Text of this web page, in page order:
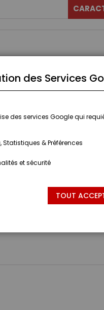
PAS AUX ENFANTS DE MOINS
des Services
des services Google qui
Statistiques & Préférences
et sécurité
TOUT